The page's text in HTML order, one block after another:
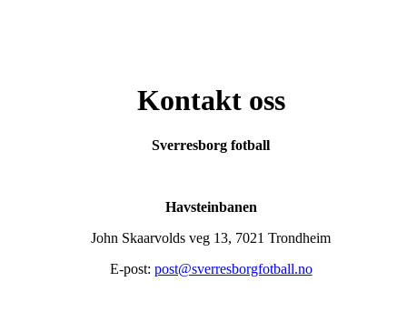
Kontakt oss
Sverresborg fotball
Havsteinbanen
John Skaarvolds veg 13, 7021 Trondheim
E-post: post@sverresborgfotball.no